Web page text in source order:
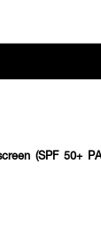
(SPF 50+